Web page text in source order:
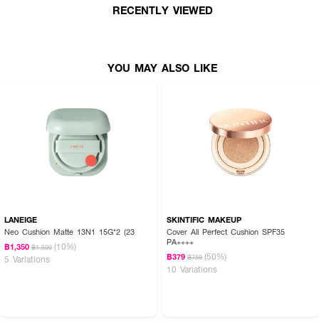
RECENTLY VIEWED
YOU MAY ALSO LIKE
LANEIGE
Neo Cushion Matte 13N1 15G*2 (23
฿1,350 ฿1,500 (10%)
5 Variations
SKINTIFIC MAKEUP
Cover All Perfect Cushion SPF35
PA++++
฿379 ฿759 (50%)
10 Variations